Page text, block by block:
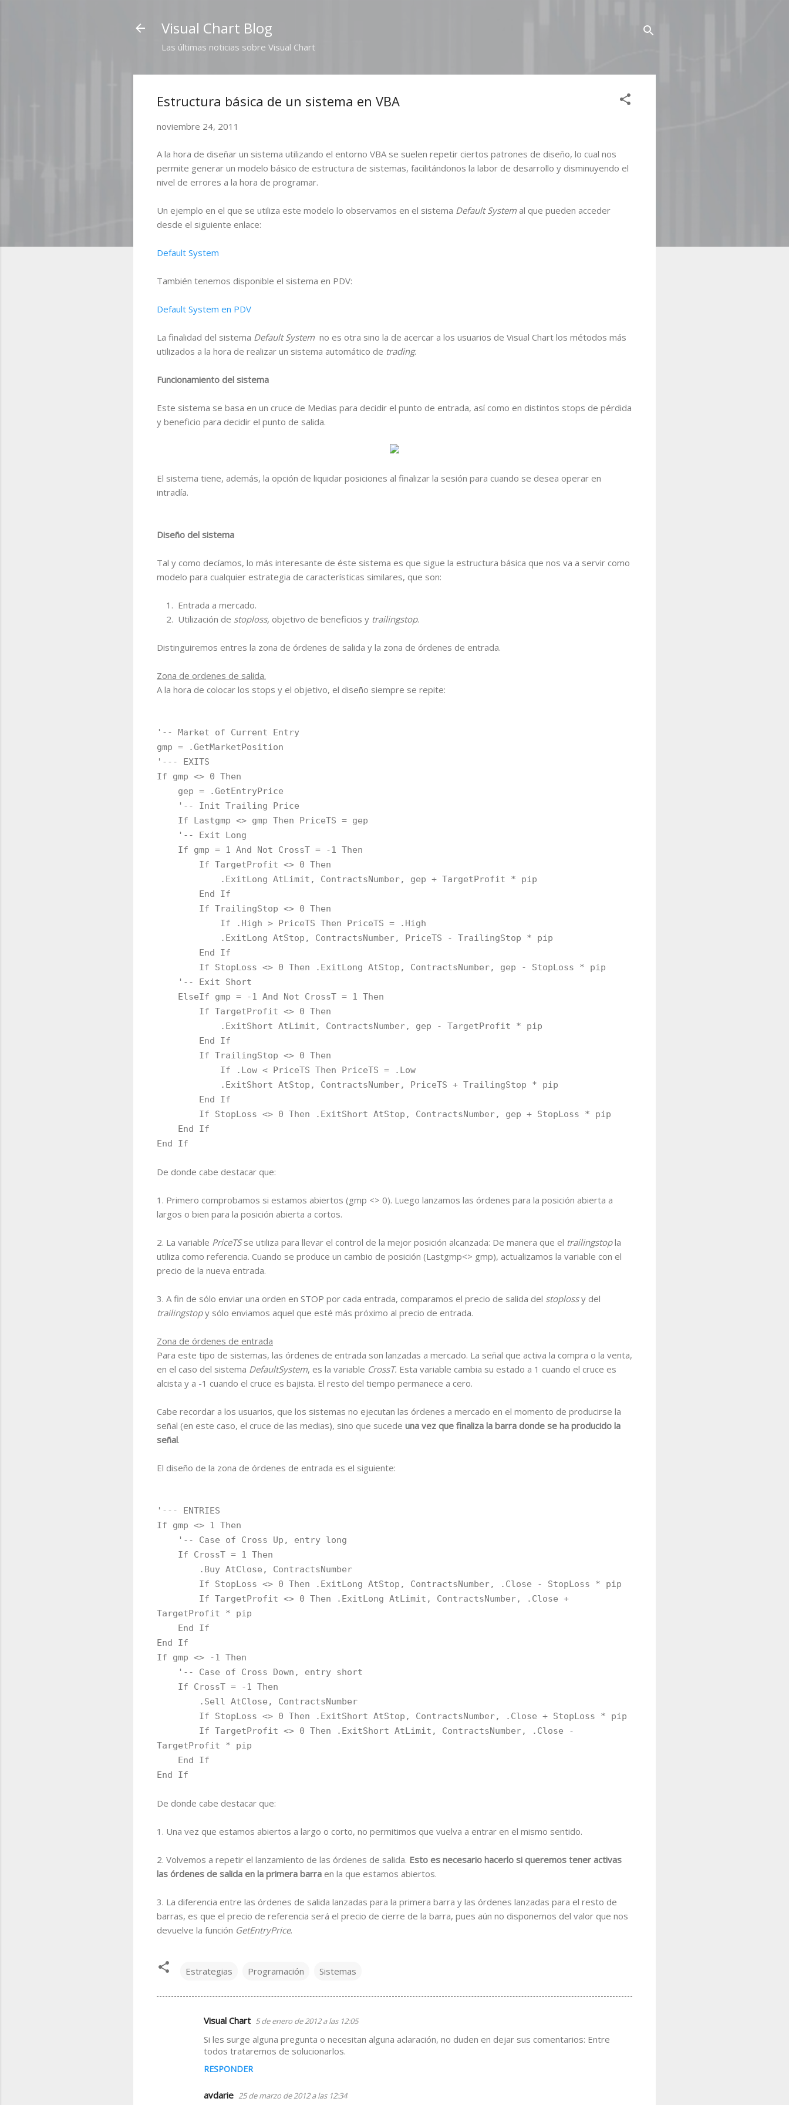
Visual Chart Blog
Las últimas noticias sobre Visual Chart
Estructura básica de un sistema en VBA
noviembre 24, 2011
A la hora de diseñar un sistema utilizando el entorno VBA se suelen repetir ciertos patrones de diseño, lo cual nos
permite generar un modelo básico de estructura de sistemas, facilitándonos la labor de desarrollo y disminuyendo el
nivel de errores a la hora de programar.
Un ejemplo en el que se utiliza este modelo lo observamos en el sistema Default System al que pueden acceder
desde el siguiente enlace:
Default System
También tenemos disponible el sistema en PDV:
Default System en PDV
La finalidad del sistema Default System no es otra sino la de acercar a los usuarios de Visual Chart los métodos más
utilizados a la hora de realizar un sistema automático de trading.
Funcionamiento del sistema
Este sistema se basa en un cruce de Medias para decidir el punto de entrada, así como en distintos stops de pérdida
y beneficio para decidir el punto de salida.
El sistema tiene, además, la opción de liquidar posiciones al finalizar la sesión para cuando se desea operar en
intradía.
Diseño del sistema
Tal y como decíamos, lo más interesante de éste sistema es que sigue la estructura básica que nos va a servir como
modelo para cualquier estrategia de características similares, que son:
1. Entrada a mercado.
2. Utilización de stoploss, objetivo de beneficios y trailingstop.
Distinguiremos entres la zona de órdenes de salida y la zona de órdenes de entrada.
Zona de ordenes de salida.
A la hora de colocar los stops y el objetivo, el diseño siempre se repite:
'-- Market of Current Entry
gmp = .GetMarketPosition
'--- EXITS
If gmp <> 0 Then
gep = .GetEntryPrice
'-- Init Trailing Price
If Lastgmp <> gmp Then PriceTS = gep
'-- Exit Long
If gmp = 1 And Not CrossT = -1 Then
If TargetProfit <> 0 Then
.ExitLong AtLimit, ContractsNumber, gep + TargetProfit * pip
End If
If TrailingStop <> 0 Then
If .High > PriceTS Then PriceTS = .High
.ExitLong AtStop, ContractsNumber, PriceTS - TrailingStop * pip
End If
If StopLoss <> 0 Then .ExitLong AtStop, ContractsNumber, gep - StopLoss * pip
'-- Exit Short
ElseIf gmp = -1 And Not CrossT = 1 Then
If TargetProfit <> 0 Then
.ExitShort AtLimit, ContractsNumber, gep - TargetProfit * pip
End If
If TrailingStop <> 0 Then
If .Low < PriceTS Then PriceTS = .Low
.ExitShort AtStop, ContractsNumber, PriceTS + TrailingStop * pip
End If
If StopLoss <> 0 Then .ExitShort AtStop, ContractsNumber, gep + StopLoss * pip
End If
End If
De donde cabe destacar que:
1. Primero comprobamos si estamos abiertos (gmp <> 0). Luego lanzamos las órdenes para la posición abierta a
largos o bien para la posición abierta a cortos.
2. La variable PriceTSse utiliza para llevar el control de la mejor posición alcanzada: De manera que el trailingstopla
utiliza como referencia. Cuando se produce un cambio de posición (Lastgmp<> gmp), actualizamos la variable con el
precio de la nueva entrada.
3. A fin de sólo enviar una orden en STOP por cada entrada, comparamos el precio de salida del stoplossy del
trailingstopy sólo enviamos aquel que esté más próximo al precio de entrada.
Zona de órdenes de entrada
Para este tipo de sistemas, las órdenes de entrada son lanzadas a mercado. La señal que activa la compra o la venta,
en el caso del sistema DefaultSystem, es la variable CrossT. Esta variable cambia su estado a 1 cuando el cruce es
alcista y a -1 cuando el cruce es bajista. El resto del tiempo permanece a cero.
Cabe recordar a los usuarios, que los sistemas no ejecutan las órdenes a mercado en el momento de producirse la
señal (en este caso, el cruce de las medias), sino que sucede una vez que finaliza la barra donde se ha producido la
señal.
El diseño de la zona de órdenes de entrada es el siguiente:
'--- ENTRIES
If gmp <> 1 Then
'-- Case of Cross Up, entry long
If CrossT = 1 Then
.Buy AtClose, ContractsNumber
If StopLoss <> 0 Then .ExitLong AtStop, ContractsNumber, .Close - StopLoss * pip
If TargetProfit <> 0 Then .ExitLong AtLimit, ContractsNumber, .Close +
TargetProfit * pip
End If
End If
If gmp <> -1 Then
'-- Case of Cross Down, entry short
If CrossT = -1 Then
.Sell AtClose, ContractsNumber
If StopLoss <> 0 Then .ExitShort AtStop, ContractsNumber, .Close + StopLoss * pip
If TargetProfit <> 0 Then .ExitShort AtLimit, ContractsNumber, .Close -
TargetProfit * pip
End If
End If
De donde cabe destacar que:
1. Una vez que estamos abiertos a largo o corto, no permitimos que vuelva a entrar en el mismo sentido.
2. Volvemos a repetir el lanzamiento de las órdenes de salida. Esto es necesario hacerlo si queremos tener activas
las órdenes de salida en la primera barra en la que estamos abiertos.
3. La diferencia entre las órdenes de salida lanzadas para la primera barra y las órdenes lanzadas para el resto de
barras, es que el precio de referencia será el precio de cierre de la barra, pues aún no disponemos del valor que nos
devuelve la función GetEntryPrice.
Estrategias Programación Sistemas
Visual Chart 5 de enero de 2012 a las 12:05
Si les surge alguna pregunta o necesitan alguna aclaración, no duden en dejar sus comentarios: Entre
todos trataremos de solucionarlos.
RESPONDER
avdarie 25 de marzo de 2012 a las 12:34